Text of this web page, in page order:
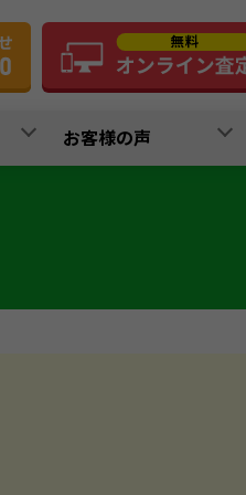
お客様の声